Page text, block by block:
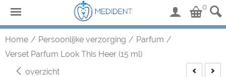
0
Home / Persoonlijke verzorging / Parfum /
Verset Parfum Look This Heer (15 ml)
overzicht